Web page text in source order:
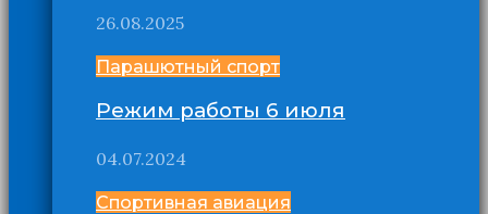
26.08.2025
Парашютный спорт
Режим работы 6 июля
04.07.2024
Спортивная авиация